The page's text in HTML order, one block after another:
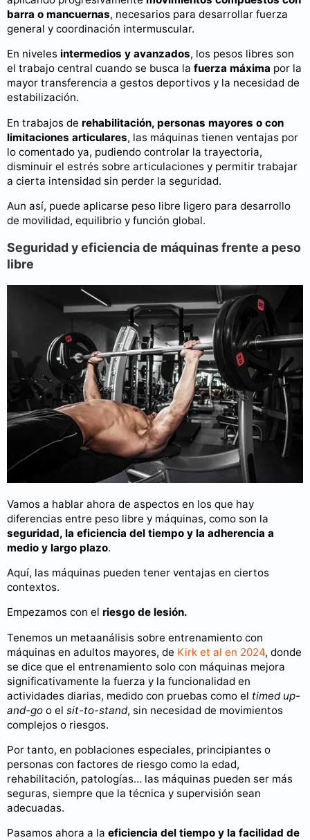
barra o mancuernas, necesarios para desarrollar fuerza
general y coordinación intermuscular.
En niveles intermedios y avanzados, los pesos libres son
el trabajo central cuando se busca la fuerza máxima por la
mayor transferencia a gestos deportivos y la necesidad de
estabilización.
En trabajos de rehabilitación, personas mayores o con
limitaciones articulares, las máquinas tienen ventajas por
lo comentado ya, pudiendo controlar la trayectoria,
disminuir el estrés sobre articulaciones y permitir trabajar
a cierta intensidad sin perder la seguridad.
Aun así, puede aplicarse peso libre ligero para desarrollo
de movilidad, equilibrio y función global.
Seguridad y eficiencia de máquinas frente a peso
libre
Vamos a hablar ahora de aspectos en los que hay
diferencias entre peso libre y máquinas, como son la
seguridad, la eficiencia del tiempo y la adherencia a
medio y largo plazo.
Aquí, las máquinas pueden tener ventajas en ciertos
contextos.
Empezamos con el riesgo de lesión.
Tenemos un metaanálisis sobre entrenamiento con
máquinas en adultos mayores, de Kirk et al en 2024, donde
se dice que el entrenamiento solo con máquinas mejora
significativamente la fuerza y la funcionalidad en
actividades diarias, medido con pruebas como el timed up-
and-go o el sit-to-stand, sin necesidad de movimientos
complejos o riesgos.
Por tanto, en poblaciones especiales, principiantes o
personas con factores de riesgo como la edad,
rehabilitación, patologías… las máquinas pueden ser más
seguras, siempre que la técnica y supervisión sean
adecuadas.
Pasamos ahora a la eficiencia del tiempo y la facilidad de